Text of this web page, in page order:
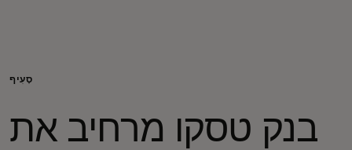
לעסקים
למען העולם
סָעִיף
בנק טסקו מרחיב את